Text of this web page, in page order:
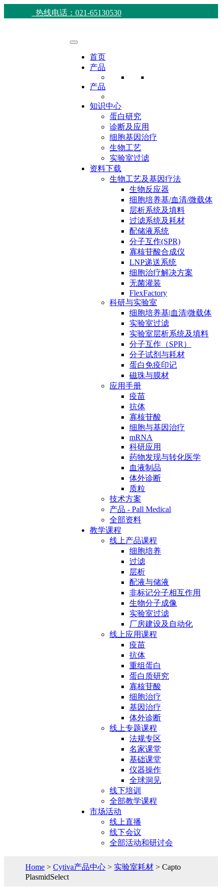
热线电话：021-65130530
首页
产品
产品
知识中心
蛋白研究
诊断及应用
细胞基因治疗
生物工艺
实验室过滤
资料下载
生物工艺及基因疗法
生物反应器
细胞培养基/血清/微载体
层析系统及填料
过滤系统及耗材
配储液系统
分子互作(SPR)
寡核苷酸合成仪
LNP递送系统
细胞治疗解决方案
无菌灌装
FlexFactory
科研与实验室
细胞培养基|血清|微载体
实验室过滤
实验室层析系统及填料
分子互作（SPR）
分子试剂与耗材
蛋白免疫印记
磁珠与膜材
应用手册
疫苗
抗体
寡核苷酸
细胞与基因治疗
mRNA
科研应用
药物发现与转化医学
血液制品
体外诊断
质粒
技术方案
产品 - Pall Medical
全部资料
教学课程
线上产品课程
细胞培养
过滤
层析
配液与储液
非标记分子相互作用
生物分子成像
实验室过滤
厂房建设及自动化
线上应用课程
疫苗
抗体
重组蛋白
蛋白质研究
寡核苷酸
细胞治疗
基因治疗
体外诊断
线上专题课程
法规专区
名家课堂
基础课堂
仪器操作
全球洞见
线下培训
全部教学课程
市场活动
线上直播
线下会议
全部活动和研讨会
Home >Cytiva产品中心 > 实验室耗材 > Capto
PlasmidSelect